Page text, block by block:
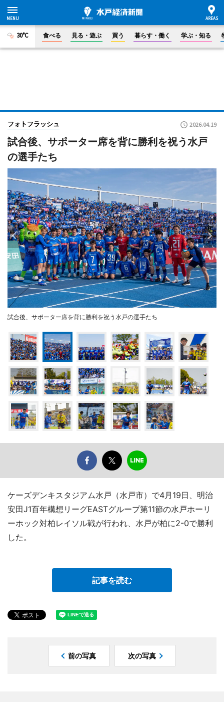
30°C 食べる 見る・遊ぶ 買う 暮らす・働く 学ぶ・知る
フォトフラッシュ 2026.04.19
試合後、サポーター席を背に勝利を祝う水戸
の選手たち
試合後、サポーター席を背に勝利を祝う水戸の選手たち
ケーズデンキスタジアム水戸（水戸市）で4月19日、明治
安田J1百年構想リーグEASTグループ第11節の水戸ホーリ
ーホック対柏レイソル戦が行われ、水戸が柏に2-0で勝利
した。
記事を読む
前の写真 次の写真